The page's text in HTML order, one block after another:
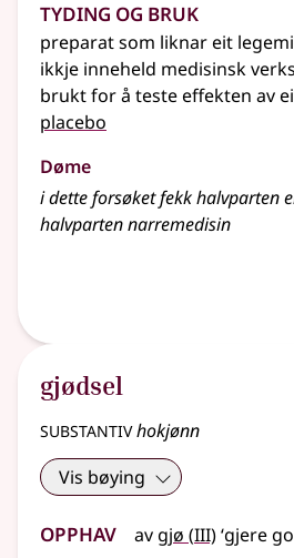
Tyding og bruk
preparat som liknar eit
ikkje inneheld medisinsk
brukt for å teste effekten av
placebo
Døme
i dette forsøket fekk halvparten
halvparten narremedisin
gjødsel
substantivhokjønn
Vis bøying
Opphav av gjø (3
III)‘gjere